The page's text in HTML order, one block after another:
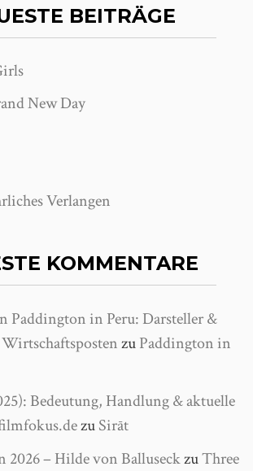
BEITRÄGE
New Day
Verlangen
KOMMENTARE
Paddington in Peru: Darsteller &
zuPaddington in
Bedeutung, Handlung & aktuelle
zuSirāt
2026 – Hilde von BalluseckzuThree